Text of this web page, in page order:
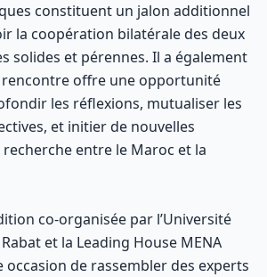
constituent un jalon additionnel
la coopération bilatérale des deux
solides et pérennes. Il a également
rencontre offre une opportunité
les réflexions, mutualiser les
et initier de nouvelles
entre le Maroc et la
co-organisée par l’Université
et la Leading House MENA
occasion de rassembler des experts